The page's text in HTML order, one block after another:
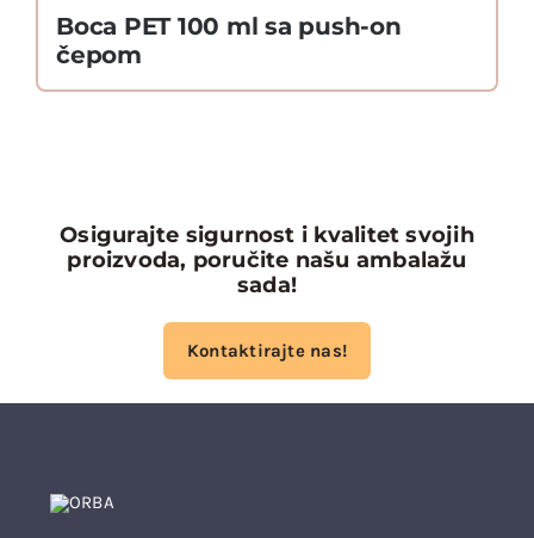
Boca PET 100 ml sa push-on
čepom
Osigurajte sigurnost i kvalitet svojih
proizvoda, poručite našu ambalažu
sada!
Kontaktirajte nas!